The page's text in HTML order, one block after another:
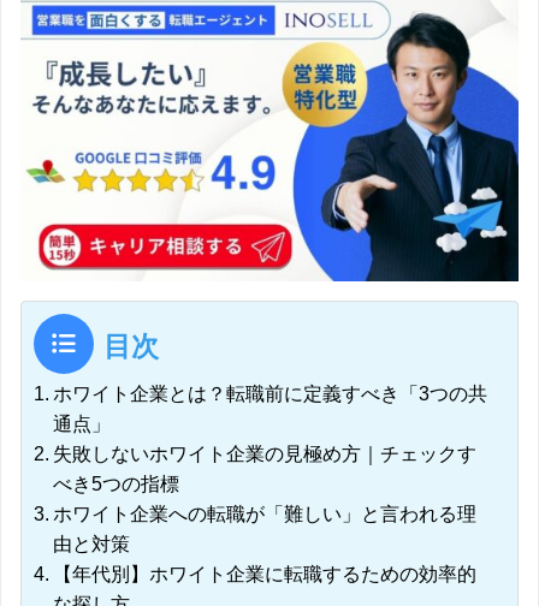
目次
ホワイト企業とは？転職前に定義すべき「3つの共
通点」
失敗しないホワイト企業の見極め方｜チェックす
べき5つの指標
ホワイト企業への転職が「難しい」と言われる理
由と対策
【年代別】ホワイト企業に転職するための効率的